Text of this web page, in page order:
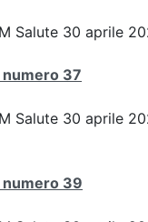
Salute 30 aprile
37
Salute 30 aprile
39